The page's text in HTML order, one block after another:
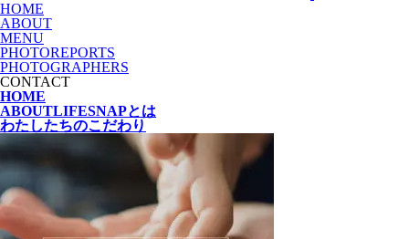
HOME
ABOUT
MENU
PHOTOREPORTS
PHOTOGRAPHERS
CONTACT
HOME
ABOUTLIFESNAPとは
わたしたちのこだわり